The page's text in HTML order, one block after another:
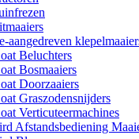
aangedreven
Beluchters
Bosmaaiers
Doorzaaiers
Graszodensnijders
Verticuteermachines
Afstandsbediening